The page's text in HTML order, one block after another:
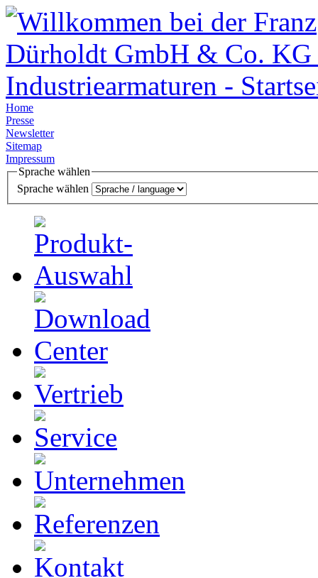
Home
Presse
Newsletter
Sitemap
Impressum
Sprache wählen
Sprache wählen